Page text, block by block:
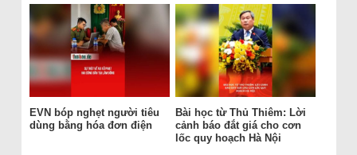
EVN bóp nghẹt người tiêu
dùng bằng hóa đơn điện
Bài học từ Thủ Thiêm: Lời
cảnh báo đắt giá cho cơn
lốc quy hoạch Hà Nội